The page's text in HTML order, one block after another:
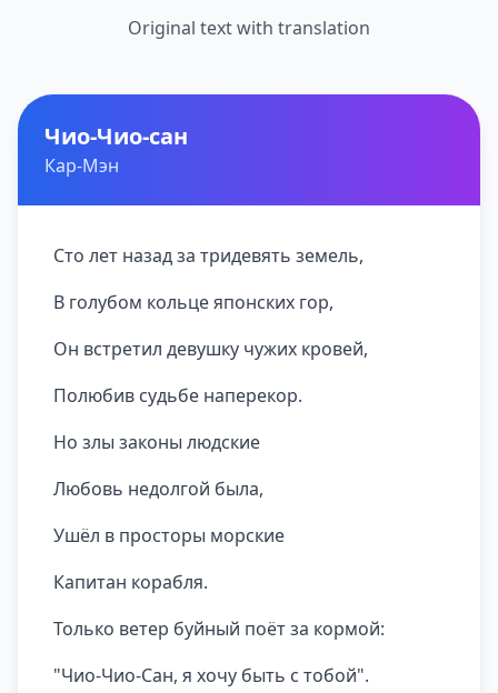
Original text with translation
Чио-Чио-сан
Кар-Мэн
Сто лет назад за тридевять земель,
В голубом кольце японских гор,
Он встретил девушку чужих кровей,
Полюбив судьбе наперекор.
Но злы законы людские
Любовь недолгой была,
Ушёл в просторы морские
Капитан корабля.
Только ветер буйный поёт за кормой:
"Чио-Чио-Сан, я хочу быть с тобой".